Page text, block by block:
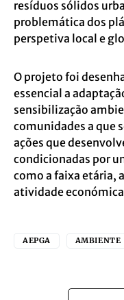
resíduos sólidos
problemática dos
perspetiva local e
O projeto foi
essencial a
sensibilização
comunidades a que
ações que
condicionadas por
como a faixa etária,
atividade
AEPGA AMBIENTE